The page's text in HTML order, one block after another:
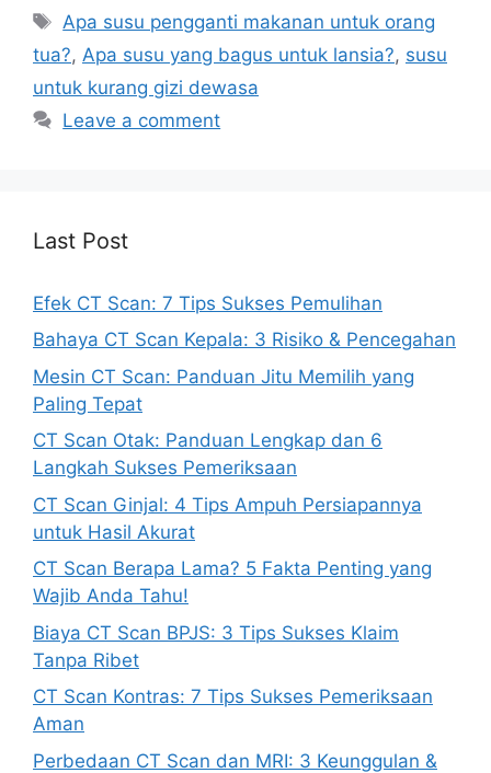
Tags
Apa susu pengganti makanan untuk orang
tua?, Apa susu yang bagus untuk lansia?, susu
untuk kurang gizi dewasa
Leave a comment
Last Post
Efek CT Scan: 7 Tips Sukses Pemulihan
Bahaya CT Scan Kepala: 3 Risiko & Pencegahan
Mesin CT Scan: Panduan Jitu Memilih yang
Paling Tepat
CT Scan Otak: Panduan Lengkap dan 6
Langkah Sukses Pemeriksaan
CT Scan Ginjal: 4 Tips Ampuh Persiapannya
untuk Hasil Akurat
CT Scan Berapa Lama? 5 Fakta Penting yang
Wajib Anda Tahu!
Biaya CT Scan BPJS: 3 Tips Sukses Klaim
Tanpa Ribet
CT Scan Kontras: 7 Tips Sukses Pemeriksaan
Aman
Perbedaan CT Scan dan MRI: 3 Keunggulan &